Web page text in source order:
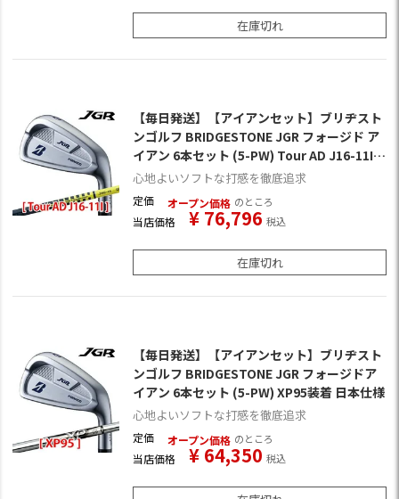
在庫切れ
【毎日発送】【アイアンセット】ブリヂスト
ンゴルフ BRIDGESTONE JGR フォージド ア
イアン 6本セット (5-PW) Tour AD J16-11I装
着 日本仕様
心地よいソフトな打感を徹底追求
定価 オープン価格 のところ
当店価格 ¥ 76,796 税込
在庫切れ
【毎日発送】【アイアンセット】ブリヂスト
ンゴルフ BRIDGESTONE JGR フォージドア
イアン 6本セット (5-PW) XP95装着 日本仕様
心地よいソフトな打感を徹底追求
定価 オープン価格 のところ
当店価格 ¥ 64,350 税込